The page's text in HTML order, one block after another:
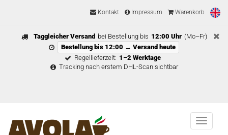
Kontakt Impressum Warenkorb
Taggleicher Versand bei Bestellung bis 12:00 Uhr (Mo–Fr)
Bestellung bis 12:00 → Versand heute
Regellieferzeit: 1–2 Werktage
Tracking nach erstem DHL-Scan sichtbar
Menu